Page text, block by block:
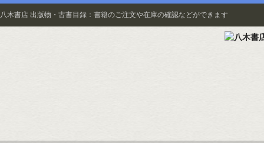
八木書店 出版物・古書目録：書籍のご注文や在庫の確認などができます